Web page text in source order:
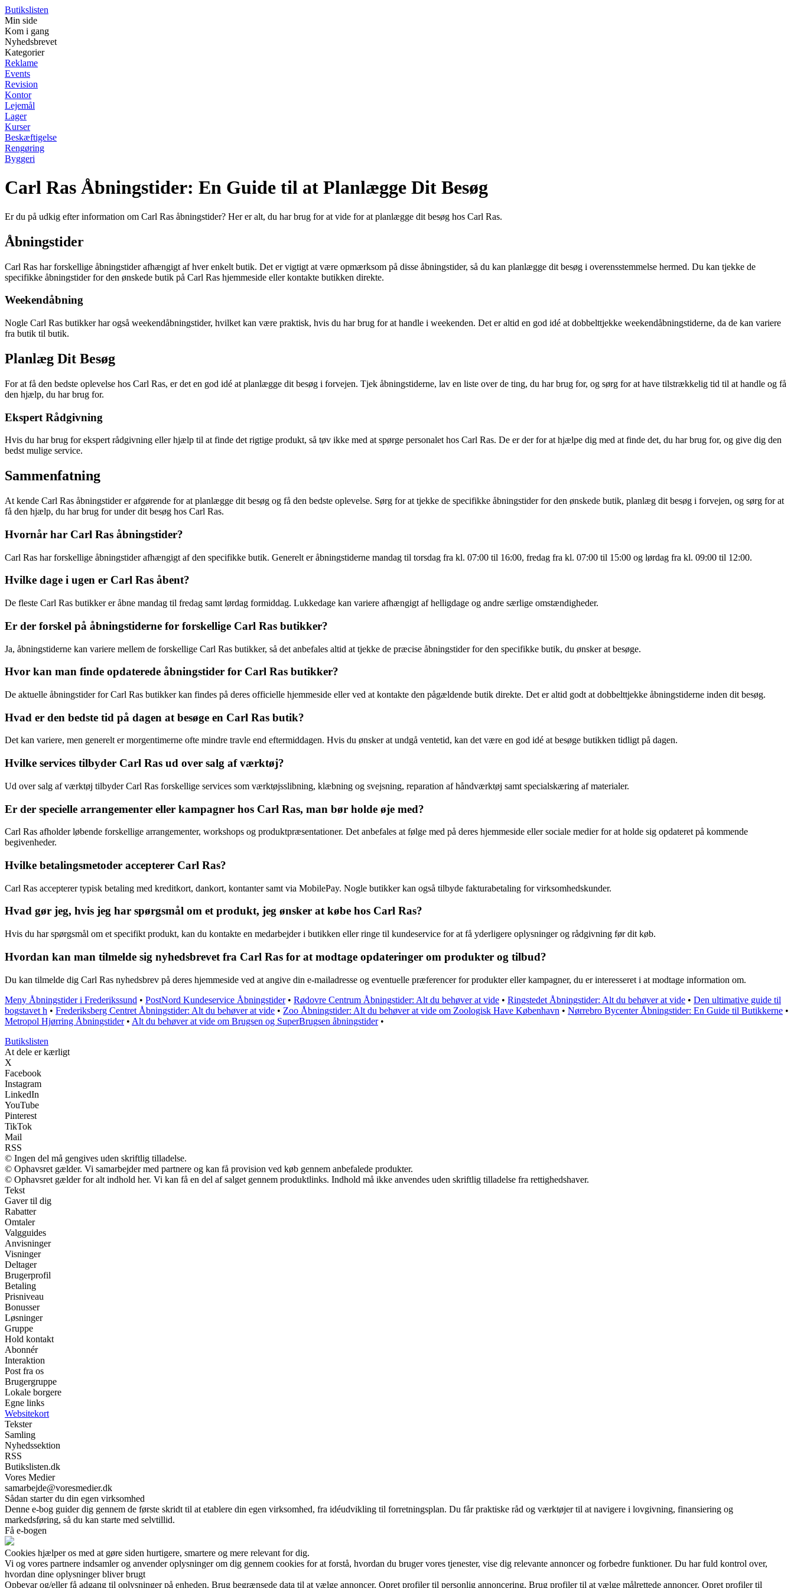
Butikslisten
Min side
Kom i gang
Nyhedsbrevet
Kategorier
Reklame
Events
Revision
Kontor
Lejemål
Lager
Kurser
Beskæftigelse
Rengøring
Byggeri
Carl Ras Åbningstider: En Guide til at Planlægge Dit Besøg
Er du på udkig efter information om Carl Ras åbningstider? Her er alt, du har brug for at vide for at planlægge dit besøg hos Carl Ras.
Åbningstider
Carl Ras har forskellige åbningstider afhængigt af hver enkelt butik. Det er vigtigt at være opmærksom på disse åbningstider, så du kan planlægge dit besøg i overensstemmelse hermed. Du kan tjekke de
specifikke åbningstider for den ønskede butik på Carl Ras hjemmeside eller kontakte butikken direkte.
Weekendåbning
Nogle Carl Ras butikker har også weekendåbningstider, hvilket kan være praktisk, hvis du har brug for at handle i weekenden. Det er altid en god idé at dobbelttjekke weekendåbningstiderne, da de kan variere
fra butik til butik.
Planlæg Dit Besøg
For at få den bedste oplevelse hos Carl Ras, er det en god idé at planlægge dit besøg i forvejen. Tjek åbningstiderne, lav en liste over de ting, du har brug for, og sørg for at have tilstrækkelig tid til at handle og få
den hjælp, du har brug for.
Ekspert Rådgivning
Hvis du har brug for ekspert rådgivning eller hjælp til at finde det rigtige produkt, så tøv ikke med at spørge personalet hos Carl Ras. De er der for at hjælpe dig med at finde det, du har brug for, og give dig den
bedst mulige service.
Sammenfatning
At kende Carl Ras åbningstider er afgørende for at planlægge dit besøg og få den bedste oplevelse. Sørg for at tjekke de specifikke åbningstider for den ønskede butik, planlæg dit besøg i forvejen, og sørg for at
få den hjælp, du har brug for under dit besøg hos Carl Ras.
Hvornår har Carl Ras åbningstider?
Carl Ras har forskellige åbningstider afhængigt af den specifikke butik. Generelt er åbningstiderne mandag til torsdag fra kl. 07:00 til 16:00, fredag fra kl. 07:00 til 15:00 og lørdag fra kl. 09:00 til 12:00.
Hvilke dage i ugen er Carl Ras åbent?
De fleste Carl Ras butikker er åbne mandag til fredag samt lørdag formiddag. Lukkedage kan variere afhængigt af helligdage og andre særlige omstændigheder.
Er der forskel på åbningstiderne for forskellige Carl Ras butikker?
Ja, åbningstiderne kan variere mellem de forskellige Carl Ras butikker, så det anbefales altid at tjekke de præcise åbningstider for den specifikke butik, du ønsker at besøge.
Hvor kan man finde opdaterede åbningstider for Carl Ras butikker?
De aktuelle åbningstider for Carl Ras butikker kan findes på deres officielle hjemmeside eller ved at kontakte den pågældende butik direkte. Det er altid godt at dobbelttjekke åbningstiderne inden dit besøg.
Hvad er den bedste tid på dagen at besøge en Carl Ras butik?
Det kan variere, men generelt er morgentimerne ofte mindre travle end eftermiddagen. Hvis du ønsker at undgå ventetid, kan det være en god idé at besøge butikken tidligt på dagen.
Hvilke services tilbyder Carl Ras ud over salg af værktøj?
Ud over salg af værktøj tilbyder Carl Ras forskellige services som værktøjsslibning, klæbning og svejsning, reparation af håndværktøj samt specialskæring af materialer.
Er der specielle arrangementer eller kampagner hos Carl Ras, man bør holde øje med?
Carl Ras afholder løbende forskellige arrangementer, workshops og produktpræsentationer. Det anbefales at følge med på deres hjemmeside eller sociale medier for at holde sig opdateret på kommende
begivenheder.
Hvilke betalingsmetoder accepterer Carl Ras?
Carl Ras accepterer typisk betaling med kreditkort, dankort, kontanter samt via MobilePay. Nogle butikker kan også tilbyde fakturabetaling for virksomhedskunder.
Hvad gør jeg, hvis jeg har spørgsmål om et produkt, jeg ønsker at købe hos Carl Ras?
Hvis du har spørgsmål om et specifikt produkt, kan du kontakte en medarbejder i butikken eller ringe til kundeservice for at få yderligere oplysninger og rådgivning før dit køb.
Hvordan kan man tilmelde sig nyhedsbrevet fra Carl Ras for at modtage opdateringer om produkter og tilbud?
Du kan tilmelde dig Carl Ras nyhedsbrev på deres hjemmeside ved at angive din e-mailadresse og eventuelle præferencer for produkter eller kampagner, du er interesseret i at modtage information om.
Meny Åbningstider i Frederikssund • PostNord Kundeservice Åbningstider• Rødovre Centrum Åbningstider: Alt du behøver at vide • Ringstedet Åbningstider: Alt du behøver at vide • Den ultimative guide til
bogstavet h • Frederiksberg Centret Åbningstider: Alt du behøver at vide • Zoo Åbningstider: Alt du behøver at vide om Zoologisk Have København • Nørrebro Bycenter Åbningstider: En Guide til Butikkerne •
Metropol Hjørring Åbningstider• Alt du behøver at vide om Brugsen og SuperBrugsen åbningstider•
Butikslisten
At dele er kærligt
X
Facebook
Instagram
LinkedIn
YouTube
Pinterest
TikTok
Mail
RSS
© Ingen del må gengives uden skriftlig tilladelse.
© Ophavsret gælder. Vi samarbejder med partnere og kan få provision ved køb gennem anbefalede produkter.
© Ophavsret gælder for alt indhold her. Vi kan få en del af salget gennem produktlinks. Indhold må ikke anvendes uden skriftlig tilladelse fra rettighedshaver.
Tekst
Gaver til dig
Rabatter
Omtaler
Valgguides
Anvisninger
Visninger
Deltager
Brugerprofil
Betaling
Prisniveau
Bonusser
Løsninger
Gruppe
Hold kontakt
Abonnér
Interaktion
Post fra os
Brugergruppe
Lokale borgere
Egne links
Websitekort
Tekster
Samling
Nyhedssektion
RSS
Butikslisten.dk
Vores Medier
samarbejde@voresmedier.dk
Sådan starter du din egen virksomhed
Denne e-bog guider dig gennem de første skridt til at etablere din egen virksomhed, fra idéudvikling til forretningsplan. Du får praktiske råd og værktøjer til at navigere i lovgivning, finansiering og
markedsføring, så du kan starte med selvtillid.
Få e-bogen
Cookies hjælper os med at gøre siden hurtigere, smartere og mere relevant for dig.
Vi og vores partnere indsamler og anvender oplysninger om dig gennem cookies for at forstå, hvordan du bruger vores tjenester, vise dig relevante annoncer og forbedre funktioner. Du har fuld kontrol over,
hvordan dine oplysninger bliver brugt
Opbevar og/eller få adgang til oplysninger på enheden. Brug begrænsede data til at vælge annoncer. Opret profiler til personlig annoncering. Brug profiler til at vælge målrettede annoncer. Opret profiler til